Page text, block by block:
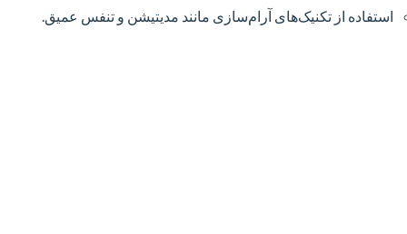
استفاده از تکنیک‌های آرام‌سازی مانند مدیتیشن و تنفس عمیق.